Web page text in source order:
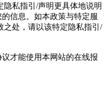
隐私指引/声明更具体地说明
信息。如本政策与特定服
之处，请以该特定隐私指引/
才能使用本网站的在线报